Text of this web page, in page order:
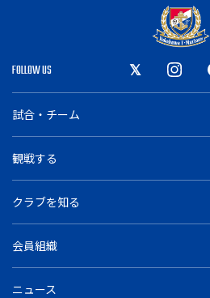
FOLLOW US
試合・チーム
観戦する
クラブを知る
会員組織
ニュース